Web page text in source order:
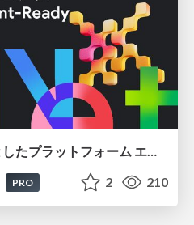
PRO 2 210